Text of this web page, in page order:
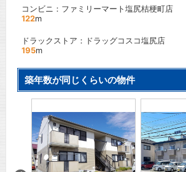
コンビニ：ファミリーマート塩尻桔梗町店
122m
ドラックストア：ドラッグコスコ塩尻店
195m
築年数が同じくらいの物件